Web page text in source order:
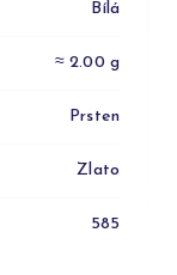
Bílá
≈ 2.00 g
Prsten
Zlato
585